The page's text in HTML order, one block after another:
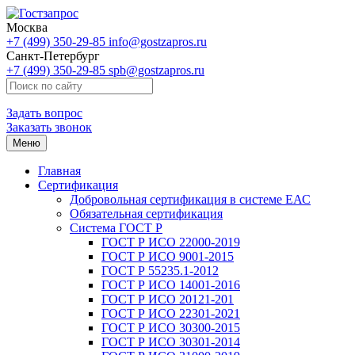
Москва
+7 (499) 350-29-85 info@gostzapros.ru
Санкт-Петербург
+7 (499) 350-29-85 spb@gostzapros.ru
Задать вопрос
Заказать звонок
Меню
Главная
Сертификация
Добровольная сертификация в системе ЕАС
Обязательная сертификация
Система ГОСТ Р
ГОСТ Р ИСО 22000-2019
ГОСТ Р ИСО 9001-2015
ГОСТ Р 55235.1-2012
ГОСТ Р ИСО 14001-2016
ГОСТ Р ИСО 20121-201
ГОСТ Р ИСО 22301-2021
ГОСТ Р ИСО 30300-2015
ГОСТ Р ИСО 30301-2014